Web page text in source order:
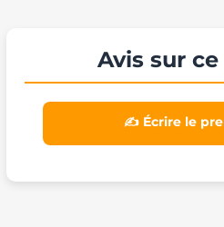
Avis sur
✍️ Écrire le